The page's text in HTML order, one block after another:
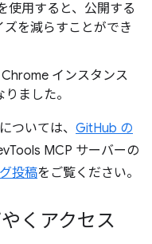
使用すると、公開する
を減らすことができ
インスタンス
ました。
ついては、 GitHub の
MCP サーバーの
投稿をご覧ください。
くアクセス